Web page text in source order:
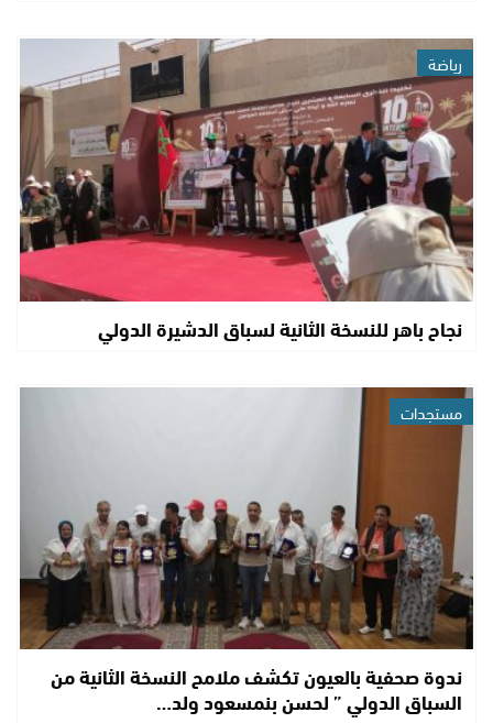
رياضة
نجاح باهر للنسخة الثانية لسباق الدشيرة الدولي
مستجدات
ندوة صحفية بالعيون تكشف ملامح النسخة الثانية من
السباق الدولي ” لحسن بنمسعود ولد…